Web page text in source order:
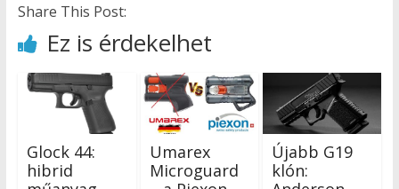
Share This Post:
Ez is érdekelhet
Glock 44:
hibrid
Umarex
Microguard
Újabb G19
klón: